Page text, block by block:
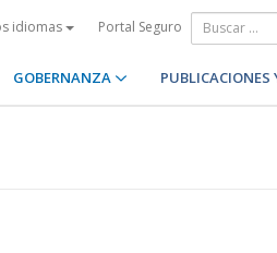
idiomas Portal Seguro
GOBERNANZA PUBLICACIONES